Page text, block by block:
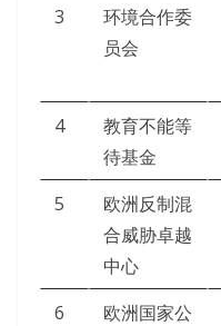
3
环境合作委
员会
4
教育不能等
待基金
5
欧洲反制混
合威胁卓越
中心
6
欧洲国家公